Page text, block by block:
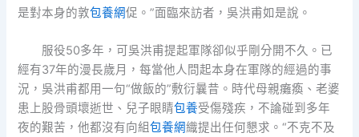
是對本身的敦包養網促。”面臨來訪者，吳洪甫如是說。
服役50多年，可吳洪甫提起軍隊卻似乎剛分開不久。已
經有37年的漫長歲月，每當他人問起本身在軍隊的經過的事
況，吳洪甫都用一句“做飯的”敷衍曩昔。時代母親癱瘓、老婆
患上股骨頭壞逝世、兒子眼睛包養受傷殘疾，不論碰到多年
夜的艱苦，他都沒有向組包養網織提出任何懇求。“不克不及